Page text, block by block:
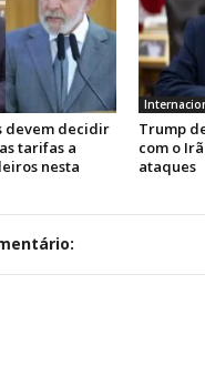
devem decidir
tarifas a
nesta
Trump
com o
ataques